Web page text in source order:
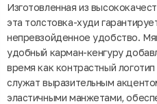
Изготовленная из
эта толстовка-худи
непревзойденное удобство.
удобный карман-кенгуру
время как контрастный
служат выразительным
эластичными манжетами,